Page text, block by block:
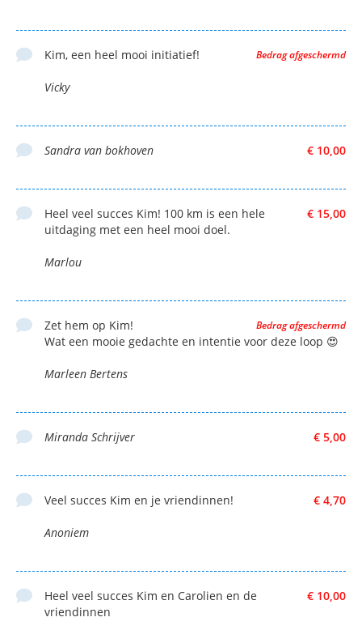
Bedrag afgeschermd
Kim, een heel mooi initiatief!
Vicky
€ 10,00
Sandra van bokhoven
€ 15,00
Heel veel succes Kim! 100 km is een hele
uitdaging met een heel mooi doel.
Marlou
Bedrag afgeschermd
Zet hem op Kim!
Wat een mooie gedachte en intentie voor deze loop 😍
Marleen Bertens
€ 5,00
Miranda Schrijver
€ 4,70
Veel succes Kim en je vriendinnen!
Anoniem
€ 10,00
Heel veel succes Kim en Carolien en de
vriendinnen